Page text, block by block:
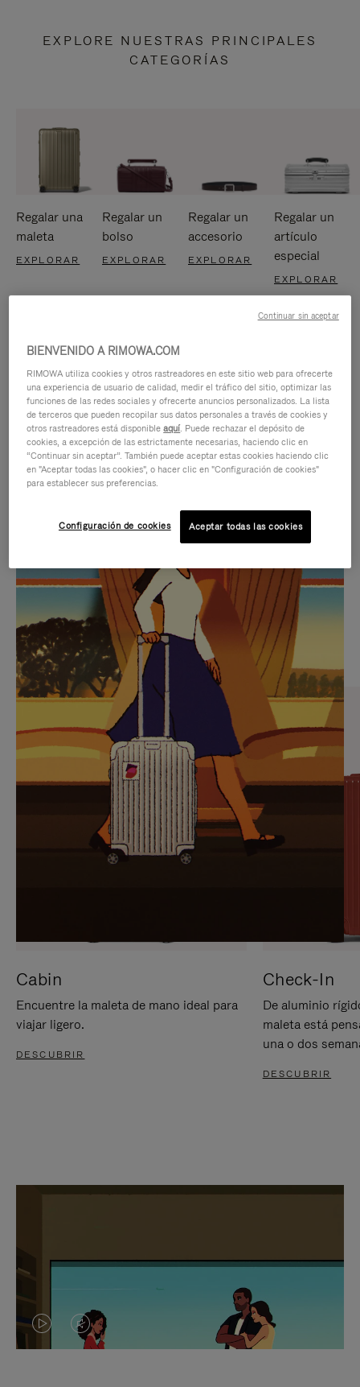
EXPLORE NUESTRAS PRINCIPALES
CATEGORÍAS
Regalar una
maleta
EXPLORAR
Regalar un
bolso
EXPLORAR
Regalar un
accesorio
EXPLORAR
Regalar un
artículo
especial
EXPLORAR
VÍDEO
NO
ESTÁ
PAUSADO,
PULSE
PARA
PAUSARLO.
SONIDO
DEL
VÍDEO
ESTÁ
DESACTIVADO:
PULSE
PARA
ACTIVARLO.
IDAS DE REGALO CUIDADOSAMENTE ELEGIDAS
Encuentre su compañero de
viaje ideal
Cabin
Encuentre la maleta de mano ideal para
viajar ligero.
DESCUBRIR
Check-In
De aluminio
maleta está
una o dos
DESCUBRIR
EL
EL
BIENVENIDO A RIMOWA.COM
RIMOWA utiliza cookies y otros rastreadores en este sitio web para ofrecerte
una experiencia de usuario de calidad, medir el tráfico del sitio, optimizar las
funciones de las redes sociales y ofrecerte anuncios personalizados. La lista
de terceros que pueden recopilar sus datos personales a través de cookies y
otros rastreadores está disponibleaquí. Puede rechazar el depósito de
cookies, a excepción de las estrictamente necesarias, haciendo clic en
“Continuar sin aceptar”. También puede aceptar estas cookies haciendo clic
en "Aceptar todas las cookies", o hacer clic en "Configuración de cookies"
para establecer sus preferencias.
Configuración de cookies Aceptar todas las cookies
Continuar sin aceptar